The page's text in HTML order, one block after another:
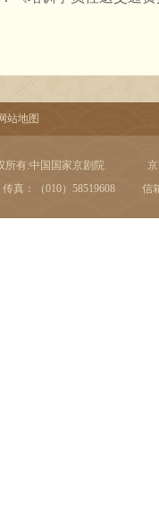
站地图
所有:中国国家京剧院
传真：（010）58519608 信